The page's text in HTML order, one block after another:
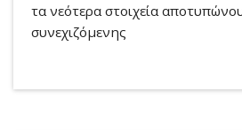
τα νεότερα στοιχεία
συνεχιζόμενης